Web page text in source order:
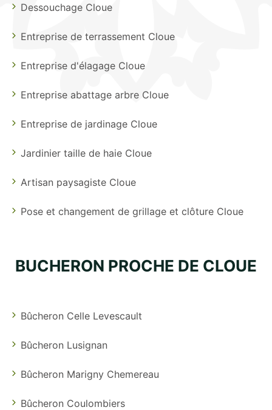
Dessouchage Cloue
Entreprise de terrassement Cloue
Entreprise d'élagage Cloue
Entreprise abattage arbre Cloue
Entreprise de jardinage Cloue
Jardinier taille de haie Cloue
Artisan paysagiste Cloue
Pose et changement de grillage et clôture Cloue
BUCHERON PROCHE DE CLOUE
Bûcheron Celle Levescault
Bûcheron Lusignan
Bûcheron Marigny Chemereau
Bûcheron Coulombiers